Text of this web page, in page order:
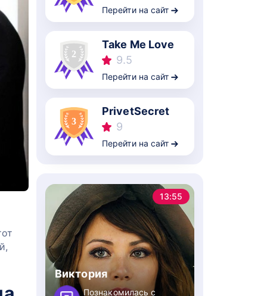
Перейти на сайт
Take Me Love
9.5
Перейти на сайт
PrivetSecret
9
Перейти на сайт
13:55
Виктория
Познакомилась с